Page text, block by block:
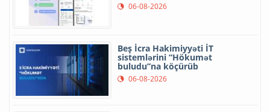
06-08-2026
Beş İcra Hakimiyyəti İT
sistemlərini “Hökumət
buludu”na köçürüb
06-08-2026